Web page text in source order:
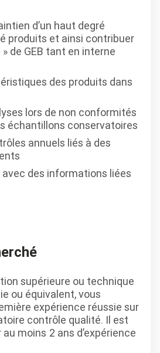
d’un haut degré
produits et ainsi contribuer
» de GEB tant en interne
des produits dans
lors de non conformités
échantillons conservatoires
annuels liés à des
avec des informations liées
supérieure ou technique
ou équivalent, vous
expérience réussie sur
contrôle qualité. Il est
au moins 2 ans d’expérience